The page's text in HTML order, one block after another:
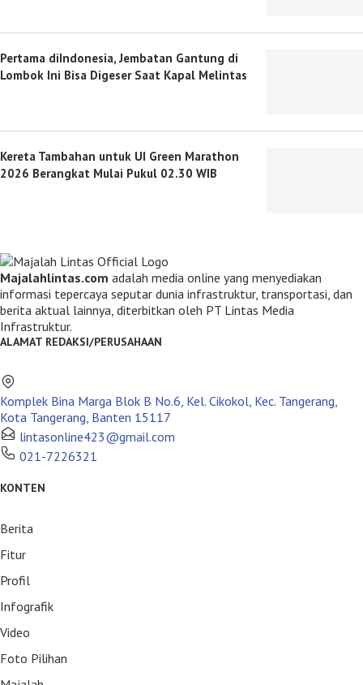
Pertama diIndonesia, Jembatan Gantung di
Lombok Ini Bisa Digeser Saat Kapal Melintas
Kereta Tambahan untuk UI Green Marathon
2026 Berangkat Mulai Pukul 02.30 WIB
Majalahlintas.com adalah media online yang menyediakan
informasi tepercaya seputar dunia infrastruktur, transportasi, dan
berita aktual lainnya, diterbitkan oleh PT Lintas Media
Infrastruktur.
ALAMAT REDAKSI/PERUSAHAAN
Komplek Bina Marga Blok B No.6, Kel. Cikokol, Kec. Tangerang,
Kota Tangerang, Banten 15117
lintasonline423@gmail.com
021-7226321
KONTEN
Berita
Fitur
Profil
Infografik
Video
Foto Pilihan